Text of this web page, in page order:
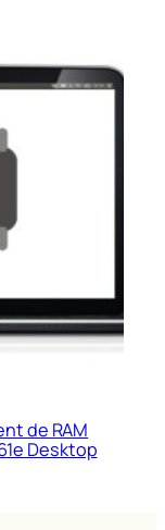
de RAM
Desktop